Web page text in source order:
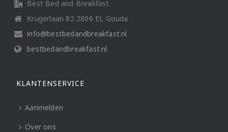
Best Bed and Breakfast
Krugerlaan 82 2806 EL Gouda
info@bestbedandbreakfast.nl
bestbedandbreakfast.nl
KLANTENSERVICE
Aanmelden
Over ons